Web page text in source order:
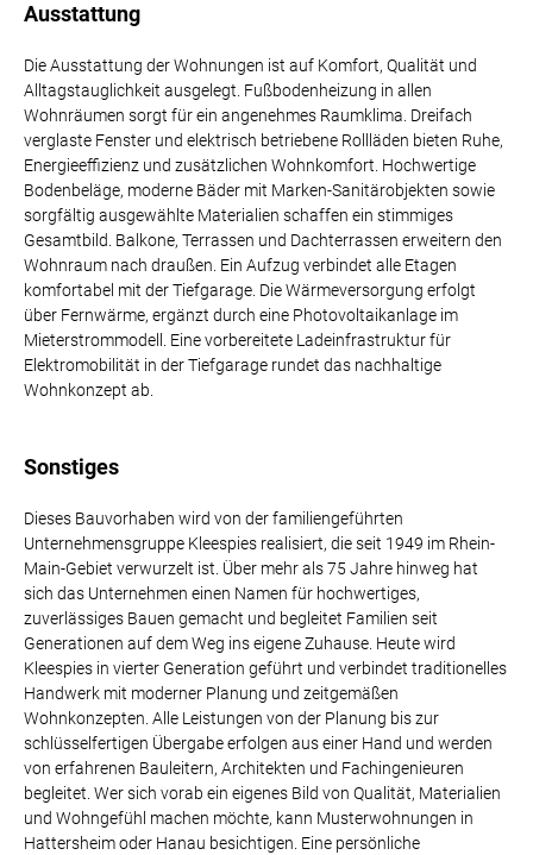
Ausstattung
Die Ausstattung der Wohnungen ist auf Komfort, Qualität und
Alltagstauglichkeit ausgelegt. Fußbodenheizung in allen
Wohnräumen sorgt für ein angenehmes Raumklima. Dreifach
verglaste Fenster und elektrisch betriebene Rollläden bieten Ruhe,
Energieeffizienz und zusätzlichen Wohnkomfort. Hochwertige
Bodenbeläge, moderne Bäder mit Marken-Sanitärobjekten sowie
sorgfältig ausgewählte Materialien schaffen ein stimmiges
Gesamtbild. Balkone, Terrassen und Dachterrassen erweitern den
Wohnraum nach draußen. Ein Aufzug verbindet alle Etagen
komfortabel mit der Tiefgarage. Die Wärmeversorgung erfolgt
über Fernwärme, ergänzt durch eine Photovoltaikanlage im
Mieterstrommodell. Eine vorbereitete Ladeinfrastruktur für
Elektromobilität in der Tiefgarage rundet das nachhaltige
Wohnkonzept ab.
Sonstiges
Dieses Bauvorhaben wird von der familiengeführten
Unternehmensgruppe Kleespies realisiert, die seit 1949 im Rhein-
Main-Gebiet verwurzelt ist. Über mehr als 75 Jahre hinweg hat
sich das Unternehmen einen Namen für hochwertiges,
zuverlässiges Bauen gemacht und begleitet Familien seit
Generationen auf dem Weg ins eigene Zuhause. Heute wird
Kleespies in vierter Generation geführt und verbindet traditionelles
Handwerk mit moderner Planung und zeitgemäßen
Wohnkonzepten. Alle Leistungen von der Planung bis zur
schlüsselfertigen Übergabe erfolgen aus einer Hand und werden
von erfahrenen Bauleitern, Architekten und Fachingenieuren
begleitet. Wer sich vorab ein eigenes Bild von Qualität, Materialien
und Wohngefühl machen möchte, kann Musterwohnungen in
Hattersheim oder Hanau besichtigen. Eine persönliche